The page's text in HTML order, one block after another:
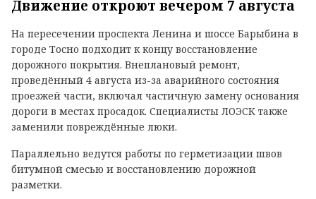
Движение откроют вечером 7 августа
На пересечении проспекта Ленина и шоссе Барыбина в
городе Тосно подходит к концу восстановление
дорожного покрытия. Внеплановый ремонт,
проведённый 4 августа из-за аварийного состояния
проезжей части, включал частичную замену основания
дороги в местах просадок. Специалисты ЛОЭСК также
заменили повреждённые люки.
Параллельно ведутся работы по герметизации швов
битумной смесью и восстановлению дорожной
разметки.